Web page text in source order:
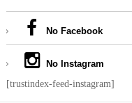
No Facebook
No Instagram
[trustindex-feed-instagram]